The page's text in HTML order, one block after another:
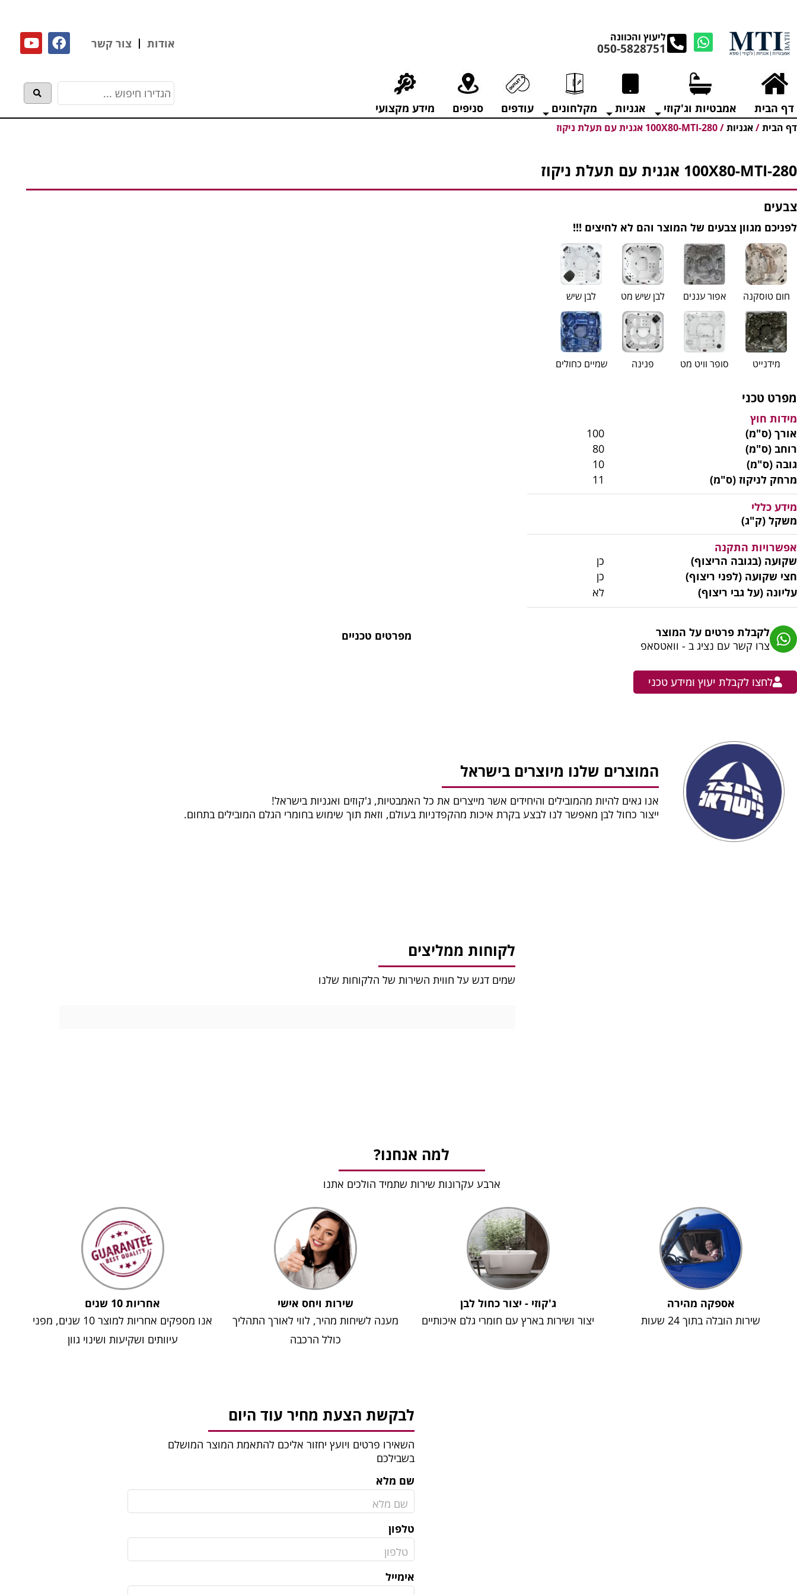
ליעוץ והכוונה
050-5828751 אודות צור קשר
דף הבית אמבטיות וג'קוזי אגניות מקלחונים עודפים סניפים מידע מקצועי
דף הבית/אגניות/100X80-MTI-280 אגנית עם תעלת ניקוז
100X80-MTI-280 אגנית עם תעלת ניקוז
צבעים
לפניכם מגוון צבעים של המוצר והם לא לחיצים !!!
חום טוסקנה אפור עננים לבן שיש מט לבן שיש
מידנייט סופר וויט מט פנינה שמיים כחולים
מפרט טכני
מידות חוץ
אורך (ס"מ)
100
רוחב (ס"מ)
80
גובה (ס"מ)
10
מרחק לניקוז (ס"מ)
11
מידע כללי
משקל (ק"ג)
אפשרויות התקנה
שקועה (בגובה הריצוף)
כן
חצי שקועה (לפני ריצוף)
כן
עליונה (על גבי ריצוף)
לא
לקבלת פרטים על המוצר
צרו קשר עם נציג ב - וואטסאפ
לחצו לקבלת יעוץ ומידע טכני
מפרטים טכניים
המוצרים שלנו מיוצרים בישראל
אנו גאים להיות מהמובילים והיחידים אשר מייצרים את כל האמבטיות, ג'קוזים ואגניות בישראל!
ייצור כחול לבן מאפשר לנו לבצע בקרת איכות מהקפדניות בעולם, וזאת תוך שימוש בחומרי הגלם המובילים בתחום.
לקוחות ממליצים
שמים דגש על חווית השירות של הלקוחות שלנו
למה אנחנו?
ארבע עקרונות שירות שתמיד הולכים אתנו
אספקה מהירה
שירות הובלה בתוך 24 שעות
ג'קוזי - יצור כחול לבן
יצור ושירות בארץ עם חומרי גלם איכותיים
שירות ויחס אישי
מענה לשיחות מהיר, לווי לאורך התהליך
כולל הרכבה
אחריות 10 שנים
אנו מספקים אחריות למוצר 10 שנים, מפני
עיוותים ושקיעות ושינוי גוון
לבקשת הצעת מחיר עוד היום
השאירו פרטים ויועץ יחזור אליכם להתאמת המוצר המושלם
בשבילכם
שם מלא
טלפון
אימייל